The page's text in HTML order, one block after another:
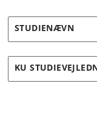
STUDIENÆVN
KU